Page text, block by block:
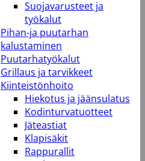
Suojavarusteet ja
työkalut
Pihan-ja puutarhan
kalustaminen
Puutarhatyökalut
Grillaus ja tarvikkeet
Kiinteistönhoito
Hiekotus ja jäänsulatus
Kodinturvatuotteet
Jäteastiat
Klapisäkit
Rappurallit